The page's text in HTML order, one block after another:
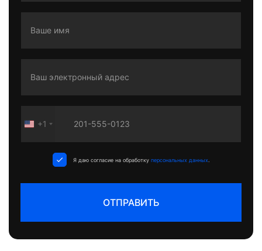
United
+1
Я даю согласие на обработку персональных данных
ОТПРАВИТЬ